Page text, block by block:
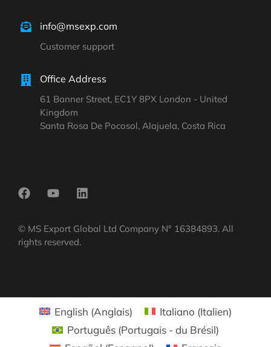
info@msexp.com
Customer support
Office Address
61 Banner Street, EC1Y 8PX London - United
Kingdom
Santa Rosa De Pocosol, Alajuela, Costa Rica
© MS Export Global Ltd Company N° 16384893. All
rights reserved.
English (Anglais) Italiano (Italien)
Português(Portugais - du Brésil)